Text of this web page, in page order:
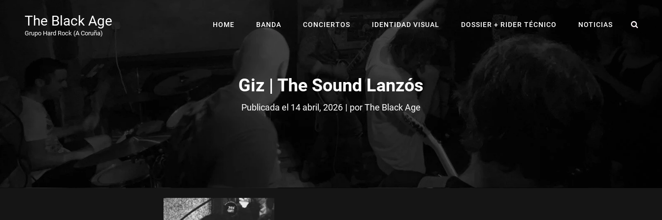
The Black Age
Grupo Hard Rock (A Coruña)
HOME BANDA CONCIERTOS IDENTIDAD VISUAL DOSSIER + RIDER TÉCNICO NOTICIAS
Giz | The Sound Lanzós
Publicada el 14 abril, 2026 | porByline
The Black Age